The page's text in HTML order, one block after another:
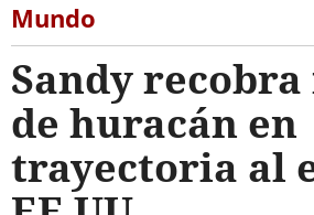
Mundo
Sandy
de huracán en
trayectoria al